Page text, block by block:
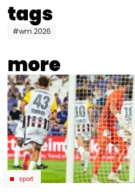
tags
#wm 2026
more
sport